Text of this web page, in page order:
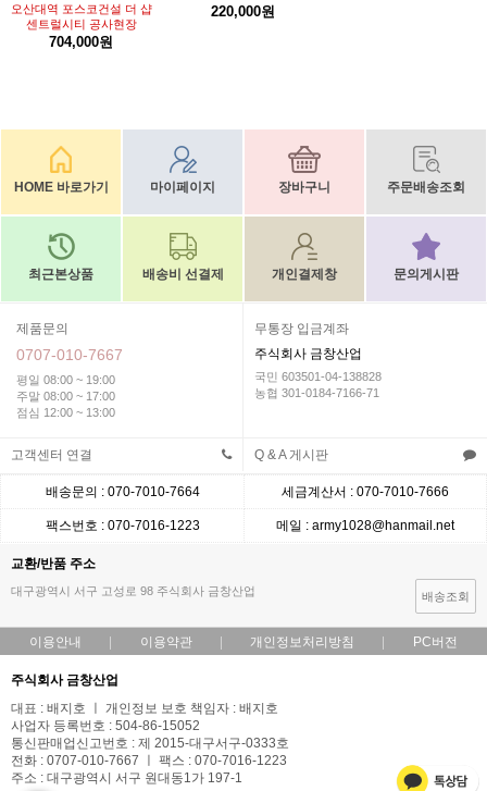
오산대역 포스코건설 더 샵
센트럴시티 공사현장
704,000원
220,000원
HOME 바로가기 마이페이지 장바구니 주문배송조회
최근본상품 배송비 선결제 개인결제창 문의게시판
제품문의
0707-010-7667
평일 08:00 ~ 19:00
주말 08:00 ~ 17:00
점심 12:00 ~ 13:00
무통장 입금계좌
주식회사 금창산업
국민 603501-04-138828
농협 301-0184-7166-71
고객센터 연결 Q & A 게시판
배송문의 : 070-7010-7664 세금계산서 : 070-7010-7666
팩스번호 : 070-7016-1223 메일 : army1028@hanmail.net
교환/반품 주소
대구광역시 서구 고성로 98 주식회사 금창산업 배송조회
이용안내 이용약관 개인정보처리방침 PC버전
주식회사 금창산업
대표 : 배지호 ㅣ 개인정보 보호 책임자 : 배지호
사업자 등록번호 : 504-86-15052
통신판매업신고번호 : 제 2015-대구서구-0333호
전화 : 0707-010-7667 ㅣ 팩스 : 070-7016-1223
주소 : 대구광역시 서구 원대동1가 197-1